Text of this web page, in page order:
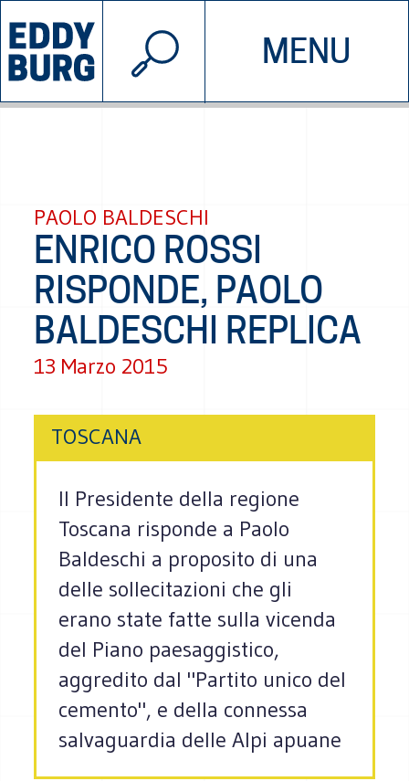
MENU
INIZIATIVE CHI SIAMO
© 2026 EDDYBURG
PAOLO BALDESCHI
ENRICO ROSSI
RISPONDE, PAOLO
BALDESCHI REPLICA
13 Marzo 2015
TOSCANA
Il Presidente della regione
Toscana risponde a Paolo
Baldeschi a proposito di una
delle sollecitazioni che gli
erano state fatte sulla vicenda
del Piano paesaggistico,
aggredito dal "Partito unico del
cemento", e della connessa
salvaguardia delle Alpi apuane